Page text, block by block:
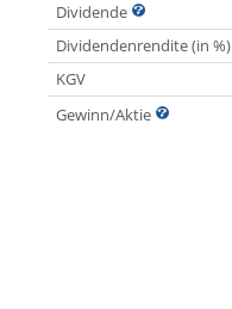
Dividende
Dividendenrendite (in %)
KGV
Gewinn/Aktie